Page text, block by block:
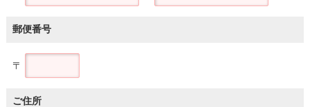
郵便番号
〒
ご住所